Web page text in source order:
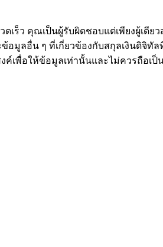
เร็ว คุณเป็นผู้รับผิดชอบแต่เพียงผู้เ
มูลอื่น ๆ ที่เกี่ยวข้องกับสกุลเงินดิจิทั
พื่อให้ข้อมูลเท่านั้นและไม่ควรถือเ